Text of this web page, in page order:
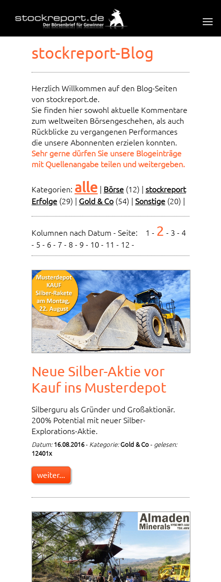
stockreport-Blog
Herzlich Willkommen auf den Blog-Seiten
von stockreport.de.
Sie finden hier sowohl aktuelle Kommentare
zum weltweiten Börsengeschehen, als auch
Rückblicke zu vergangenen Performances
die unsere Abonnenten erzielen konnten.
Sehr gerne dürfen Sie unsere Blogeinträge
mit Quellenangabe teilen und weitergeben.
Kategorien: alle | Börse (12) | stockreport
Erfolge (29) | Gold & Co (54) | Sonstige (20) |
Kolumnen nach Datum - Seite: 1 - 2 - 3 - 4
- 5 - 6 - 7 - 8 - 9 - 10 - 11 - 12 -
Neue Silber-Aktie vor
Kauf ins Musterdepot
Silberguru als Gründer und Großaktionär.
200% Potential mit neuer Silber-
Explorations-Aktie.
Datum: 16.08.2016- Kategorie:Gold & Co- gelesen:
12401x
weiter...